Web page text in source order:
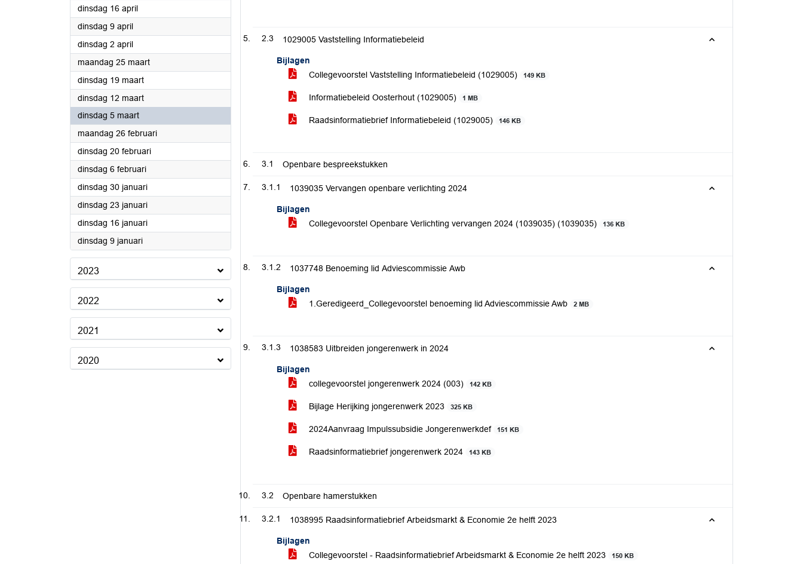
dinsdag 16 april2024
dinsdag 9 april2024
dinsdag 2 april2024
maandag 25 maart2024
dinsdag 19 maart2024
dinsdag 12 maart2024
dinsdag 5 maart2024
maandag 26 februari2024
dinsdag 20 februari2024
dinsdag 6 februari2024
dinsdag 30 januari2024
dinsdag 23 januari2024
dinsdag 16 januari2024
dinsdag 9 januari2024
2023
2022
2021
2020
2.3 1029005 Vaststelling Informatiebeleid
Bijlagen
Collegevoorstel Vaststelling Informatiebeleid (1029005)
149 KB
Informatiebeleid Oosterhout (1029005) 1 MB
Raadsinformatiebrief Informatiebeleid (1029005) 146 KB
3.1 Openbare bespreekstukken
3.1.1 1039035 Vervangen openbare verlichting 2024
Bijlagen
Collegevoorstel Openbare Verlichting vervangen 2024 (1039035) (1039035)
136 KB
3.1.2 1037748 Benoeming lid Adviescommissie Awb
Bijlagen
1.Geredigeerd_Collegevoorstel benoeming lid Adviescommissie Awb
2 MB
3.1.3 1038583 Uitbreiden jongerenwerk in 2024
Bijlagen
collegevoorstel jongerenwerk 2024 (003)
142 KB
Bijlage Herijking jongerenwerk 2023 325 KB
2024Aanvraag Impulssubsidie Jongerenwerkdef 151 KB
Raadsinformatiebrief jongerenwerk 2024 143 KB
3.2 Openbare hamerstukken
3.2.1 1038995 Raadsinformatiebrief Arbeidsmarkt & Economie 2e helft 2023
Bijlagen
Collegevoorstel - Raadsinformatiebrief Arbeidsmarkt & Economie 2e helft 2023
150 KB